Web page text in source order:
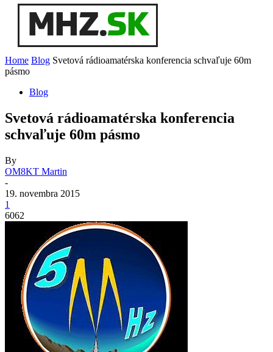
Home Blog Svetová rádioamatérska konferencia schvaľuje 60m
pásmo
Blog
Svetová rádioamatérska konferencia
schvaľuje 60m pásmo
By
OM8KT Martin
-
19. novembra 2015
1
6062